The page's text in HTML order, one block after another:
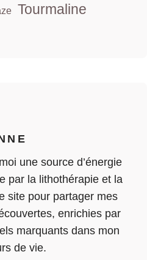
Tourmaline
une source d’énergie
par la lithothérapie et la
site pour partager mes
enrichies par
marquants dans mon
de vie.